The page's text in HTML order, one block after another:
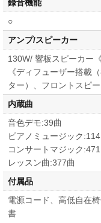
録音機能
○
アンプ/スピーカー
130W/ 響板スピーカー
《ディフューザー搭載
ター）、フロントスピ
内蔵曲
音色デモ:39曲
ピアノミュージック:114
コンサートマジック:471
レッスン曲:377曲
付属品
電源コード、高低自在
書